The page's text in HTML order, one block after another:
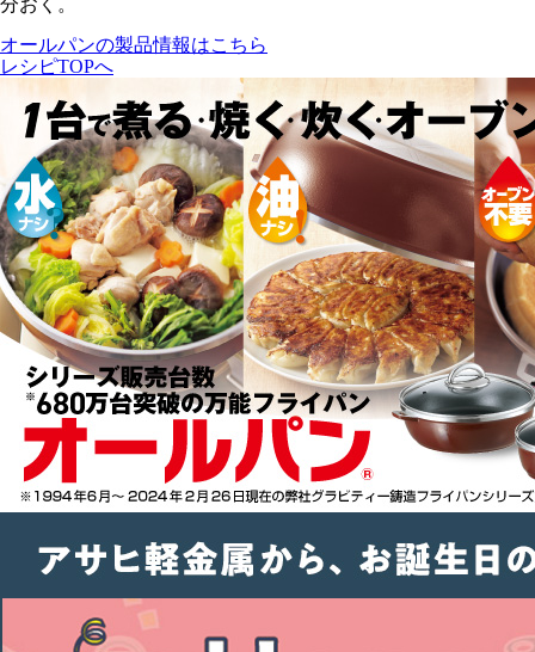
オールパンの製品情報はこちら
レシピTOPへ